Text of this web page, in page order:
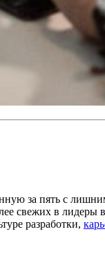
за пять с
свежих в лидеры
разработки,